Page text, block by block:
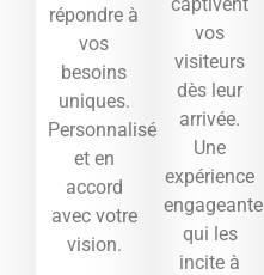
répondre à
vos
besoins
uniques.
Personnalisé
et en
accord
avec votre
vision.
vos
visiteurs
dès leur
arrivée.
Une
expérience
engageante
qui les
incite à